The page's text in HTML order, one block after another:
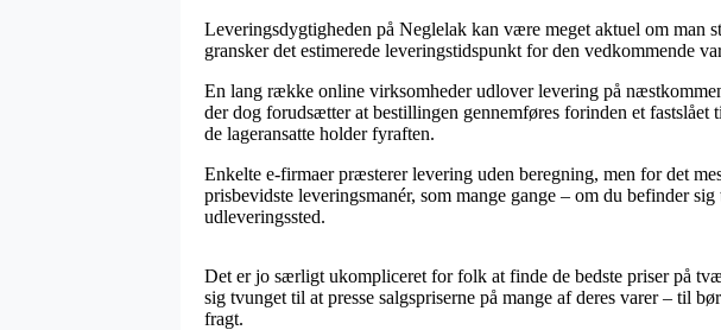
Leveringsdygtigheden på Neglelak kan være meget aktuel om man
gransker det estimerede leveringstidspunkt for den vedkommende
En lang række online virksomheder udlover levering på
der dog forudsætter at bestillingen gennemføres forinden et fastslået
de lageransatte holder fyraften.
Enkelte e-firmaer præsterer levering uden beregning, men for det
prisbevidste leveringsmanér, som mange gange – om du befinder
udleveringssted.
Det er jo særligt ukompliceret for folk at finde de bedste priser på
sig tvunget til at presse salgspriserne på mange af deres varer – til
fragt.